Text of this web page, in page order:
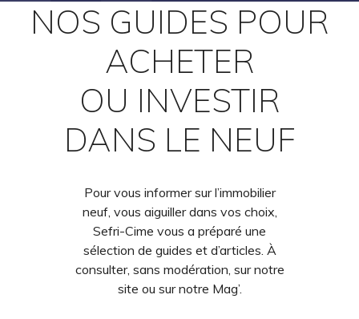
NOS GUIDES POUR
ACHETER
OU INVESTIR
DANS LE NEUF
Pour vous informer sur l’immobilier
neuf, vous aiguiller dans vos choix,
Sefri-Cime vous a préparé une
sélection de guides et d’articles. À
consulter, sans modération, sur notre
site ou sur notre Mag’.